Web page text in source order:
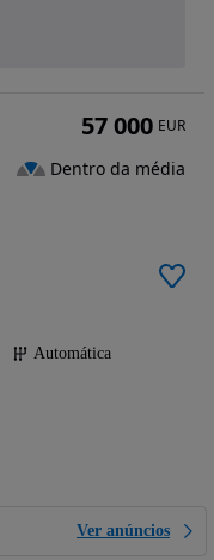
Automática
Ver anúncios
57 000 EUR
Dentro da média